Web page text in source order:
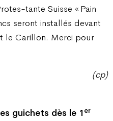
tante Suisse « Pain
seront installés devant
le Carillon. Merci pour
(cp)
guichets dès le 1er